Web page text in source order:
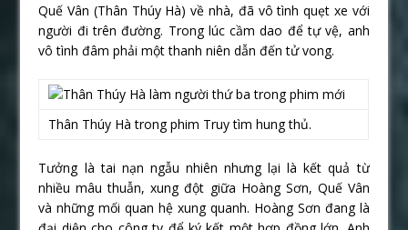
Quế Vân (Thân Thúy Hà) về nhà, đã vô tình quẹt xe với
người đi trên đường. Trong lúc cầm dao để tự vệ, anh
vô tình đâm phải một thanh niên dẫn đến tử vong.
Thân Thúy Hà trong phim Truy tìm hung thủ.
Tưởng là tai nạn ngẫu nhiên nhưng lại là kết quả từ
nhiều mâu thuẫn, xung đột giữa Hoàng Sơn, Quế Vân
và những mối quan hệ xung quanh. Hoàng Sơn đang là